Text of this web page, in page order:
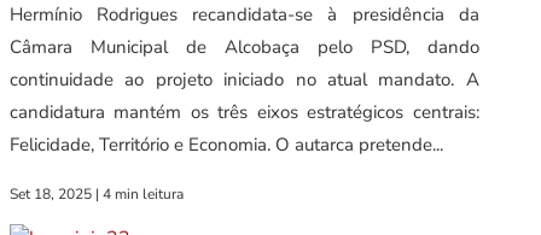
Hermínio Rodrigues recandidata-se à presidência da
Câmara Municipal de Alcobaça pelo PSD, dando
continuidade ao projeto iniciado no atual mandato. A
candidatura mantém os três eixos estratégicos centrais:
Felicidade, Território e Economia. O autarca pretende...
Set 18, 2025 | 4 min leitura